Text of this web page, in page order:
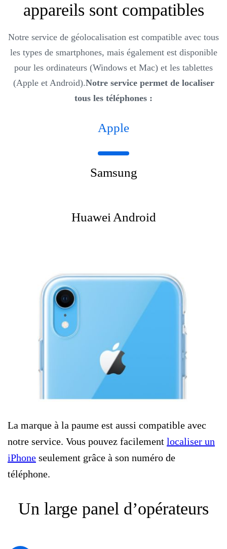
appareils sont compatibles
Notre service de géolocalisation est compatible avec tous
les types de smartphones, mais également est disponible
pour les ordinateurs (Windows et Mac) et les tablettes
(Apple et Android).Notre service permet de localiser
tous les téléphones :
Apple
Samsung
Huawei Android
La marque à la paume est aussi compatible avec
notre service. Vous pouvez facilement localiser un
iPhone seulement grâce à son numéro de
téléphone.
Un large panel d’opérateurs